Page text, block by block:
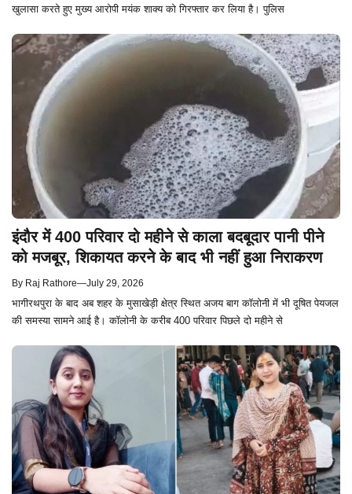
खुलासा करते हुए मुख्य आरोपी मयंक शाक्य को गिरफ्तार कर लिया है। पुलिस
इंदौर में 400 परिवार दो महीने से काला बदबूदार पानी पीने
को मजबूर, शिकायत करने के बाद भी नहीं हुआ निराकरण
By Raj Rathore—July 29, 2026
भागीरथपुरा के बाद अब शहर के मुसाखेड़ी क्षेत्र स्थित अजय बाग कॉलोनी में भी दूषित पेयजल
की समस्या सामने आई है। कॉलोनी के करीब 400 परिवार पिछले दो महीने से